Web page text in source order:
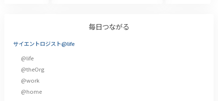
毎日つながる
サイエントロジスト@life
@life
@theOrg
@work
@home